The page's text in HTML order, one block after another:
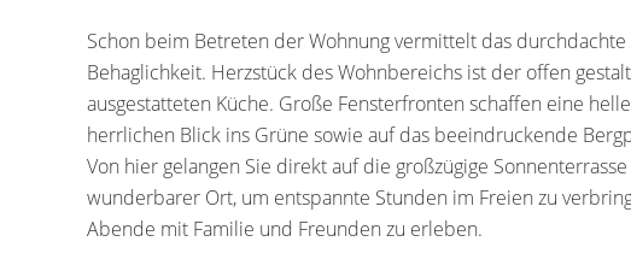
Schon beim Betreten der Wohnung vermittelt das
Behaglichkeit. Herzstück des Wohnbereichs ist der offen
ausgestatteten Küche. Große Fensterfronten schaffen eine
herrlichen Blick ins Grüne sowie auf das beeindruckende
Von hier gelangen Sie direkt auf die großzügige
wunderbarer Ort, um entspannte Stunden im Freien zu
Abende mit Familie und Freunden zu erleben.